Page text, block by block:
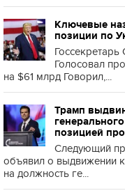
Ключевые
позиции по
Голосовал
на $61 млрд Говорил,...
Трамп
позицией
Следующий
объявил о выдвижении
на должность ге...